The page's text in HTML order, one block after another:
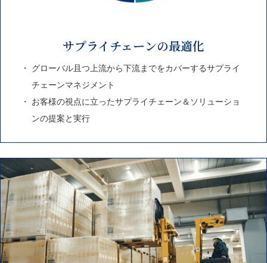
サプライチェーンの最適化
グローバル且つ上流から下流までをカバーするサプライ
チェーンマネジメント
お客様の視点に立ったサプライチェーン＆ソリューショ
ンの提案と実行